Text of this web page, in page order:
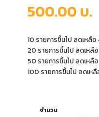
500.00 บ.
10 รายการขึ้นไป ลดเหลื
20 รายการขึ้นไป ลดเหลื
50 รายการขึ้นไป ลดเหลื
100 รายการขึ้นไป ลดเ
จำนวน